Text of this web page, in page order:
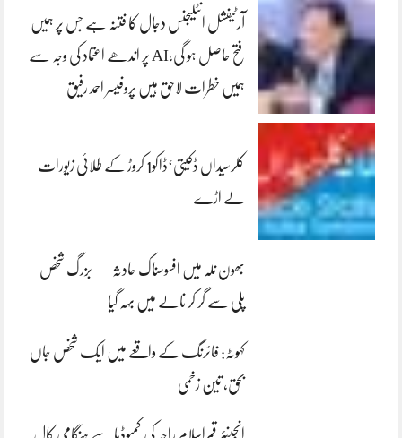
آرٹیفشل انٹلیجنس دجال کا فتنہ ہے جس پر ہمیں
فتح حاصل ہو گی،AI پر اندھے اعتماد کی وجہ سے
ہمیں خطرات لاحق ہیں پروفیسر احمد رفیق
کلرسیداں ڈکیتی‘ڈاکو1 کروڑ کے طلائی زیورات
لے اڑے
بھون نلہ میں افسوسناک حادثہ — بزرگ شخص
پلی سے گر کر نالے میں بہہ گیا
کہوٹہ: فائرنگ کے واقعے میں ایک شخص جاں
بحق، تین زخمی
انجینئر قمراسلام راجہ کی کمبوڈیا سے ہنگامی کال